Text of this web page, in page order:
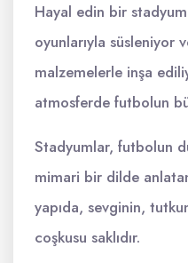
Hayal edin bir
oyunlarıyla süsleniyor
malzemelerle inşa
atmosferde futbolun
Stadyumlar, futbolun
mimari bir dilde
yapıda, sevginin,
coşkusu saklıdır.